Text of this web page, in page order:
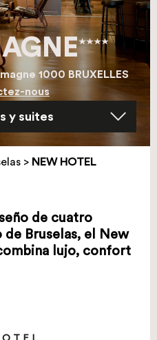
1000 BRUXELLES
nous
> NEW HOTEL
de cuatro
Bruselas, el New
lujo, confort